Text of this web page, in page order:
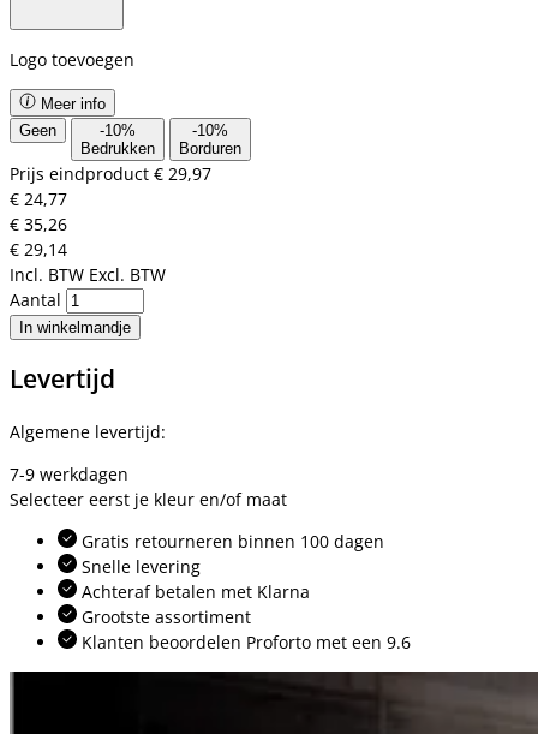
Logo toevoegen
Meer info
Geen
-10%
Bedrukken
-10%
Borduren
Prijs eindproduct € 29,97
€ 24,77
€ 35,26
€ 29,14
Incl. BTW Excl. BTW
Aantal
In winkelmandje
Levertijd
Algemene levertijd:
7-9 werkdagen
Selecteer eerst je kleur en/of maat
Gratis retourneren binnen 100 dagen
Snelle levering
Achteraf betalen met Klarna
Grootste assortiment
Klanten beoordelen Proforto met een 9.6